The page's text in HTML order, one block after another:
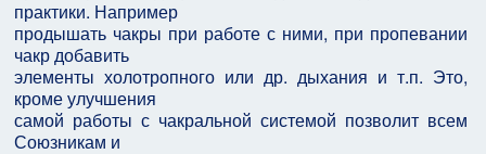
практики. Например
продышать чакры при работе с ними, при пропевании
чакр добавить
элементы холотропного или др. дыхания и т.п. Это,
кроме улучшения
самой работы с чакральной системой позволит всем
Союзникам и